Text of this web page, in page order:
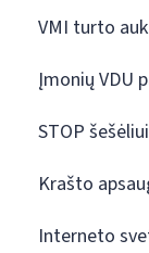
VMI turto
Įmonių VDU
STOP šešėliui
Krašto
Interneto